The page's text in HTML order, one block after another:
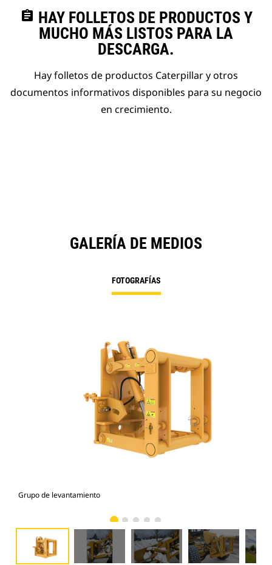
assignment HAY FOLLETOS DE PRODUCTOS Y
MUCHO MÁS LISTOS PARA LA
DESCARGA.
Hay folletos de productos Caterpillar y otros
documentos informativos disponibles para su negocio
en crecimiento.
GALERÍA DE MEDIOS
FOTOGRAFÍAS
Grupo de levantamiento